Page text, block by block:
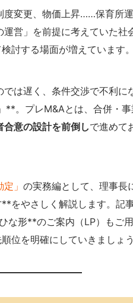
変更、物価上昇……保育所
営」を前提に考えていた社
討する場面が増えています。
は遅く、条件交渉で不利に
。プレM&Aとは、合併・
意の設計を前倒しで進めて
」 の実務編として、理事
をやさしく解説します。記
な形**のご案内（LP）もご
位を明確にしていきましょう